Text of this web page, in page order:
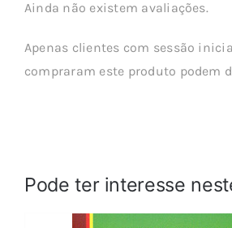
Ainda não existem avaliações.
Apenas clientes com sessão
compraram este produto podem
Pode ter interesse